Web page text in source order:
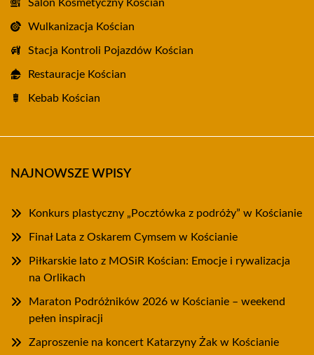
Salon Kosmetyczny Kościan
Wulkanizacja Kościan
Stacja Kontroli Pojazdów Kościan
Restauracje Kościan
Kebab Kościan
NAJNOWSZE WPISY
Konkurs plastyczny „Pocztówka z podróży” w Kościanie
Finał Lata z Oskarem Cymsem w Kościanie
Piłkarskie lato z MOSiR Kościan: Emocje i rywalizacja
na Orlikach
Maraton Podróżników 2026 w Kościanie – weekend
pełen inspiracji
Zaproszenie na koncert Katarzyny Żak w Kościanie